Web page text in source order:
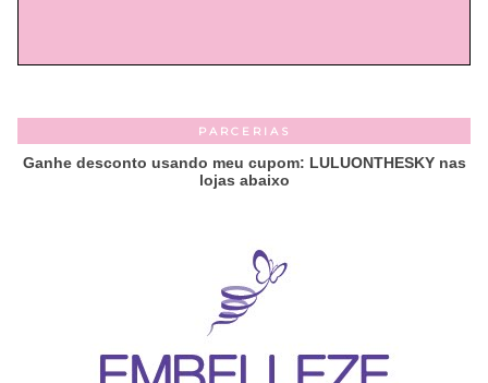
PARCERIAS
Ganhe desconto usando meu cupom: LULUONTHESKY nas
lojas abaixo